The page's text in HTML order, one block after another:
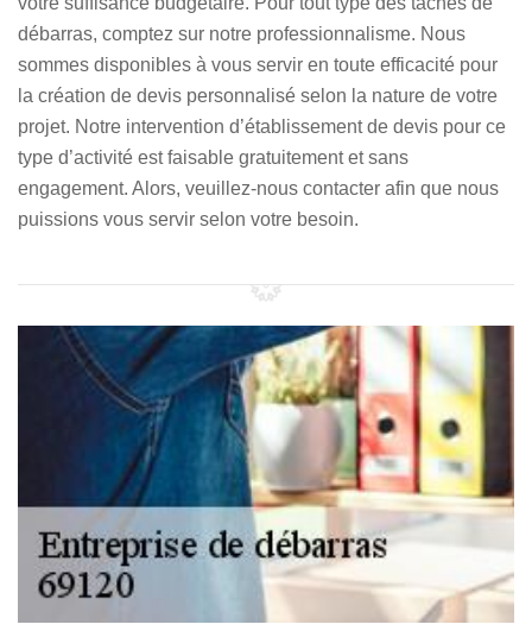
débarras, comptez sur notre professionnalisme. Nous
sommes disponibles à vous servir en toute efficacité pour
la création de devis personnalisé selon la nature de votre
projet. Notre intervention d’établissement de devis pour ce
type d’activité est faisable gratuitement et sans
engagement. Alors, veuillez-nous contacter afin que nous
puissions vous servir selon votre besoin.